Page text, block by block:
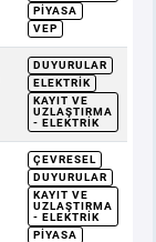
PIYASA
VEP
DUYURULAR
ELEKTRIK
KAYIT VE
UZLAŞTIRMA
- ELEKTRIK
ÇEVRESEL
DUYURULAR
KAYIT VE
UZLAŞTIRMA
- ELEKTRIK
PIYASA